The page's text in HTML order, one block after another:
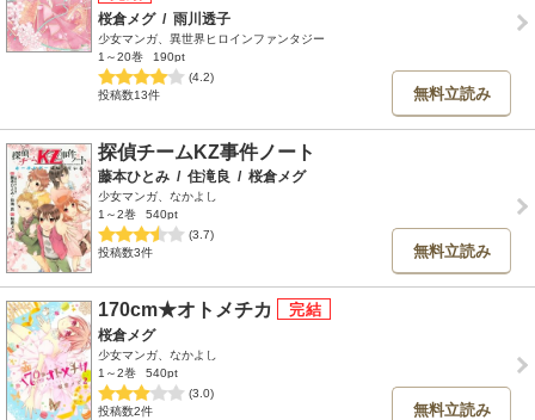
桜倉メグ / 雨川透子
少女マンガ、異世界ヒロインファンタジー
1～20巻
190pt
(4.2)
投稿数13件
無料立読み
探偵チームKZ事件ノート
藤本ひとみ / 住滝良 / 桜倉メグ
少女マンガ、なかよし
1～2巻
540pt
(3.7)
投稿数3件
無料立読み
170cm★オトメチカ
桜倉メグ
少女マンガ、なかよし
1～2巻
540pt
(3.0)
投稿数2件
無料立読み